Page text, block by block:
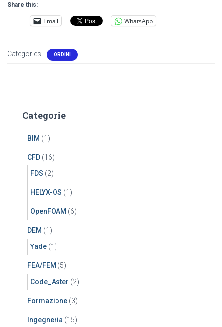
Share this:
Email WhatsApp
Categories: ORDINI
Categorie
BIM (1)
CFD (16)
FDS (2)
HELYX-OS (1)
OpenFOAM (6)
DEM (1)
Yade (1)
FEA/FEM (5)
Code_Aster (2)
Formazione (3)
Ingegneria (15)